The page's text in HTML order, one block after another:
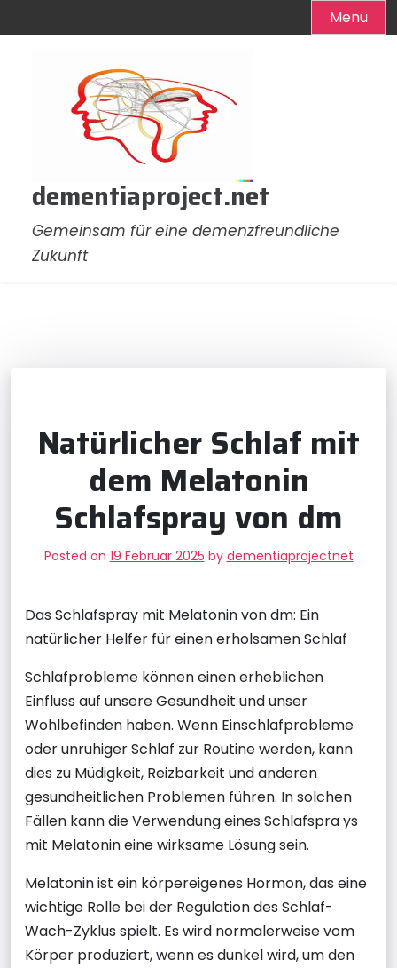
Menü
dementiaproject.net
Gemeinsam für eine demenzfreundliche
Zukunft
Natürlicher Schlaf mit
dem Melatonin
Schlafspray von dm
Posted on 19 Februar 2025 by dementiaprojectnet
Das Schlafspray mit Melatonin von dm: Ein
natürlicher Helfer für einen erholsamen Schlaf
Schlafprobleme können einen erheblichen
Einfluss auf unsere Gesundheit und unser
Wohlbefinden haben. Wenn Einschlafprobleme
oder unruhiger Schlaf zur Routine werden, kann
dies zu Müdigkeit, Reizbarkeit und anderen
gesundheitlichen Problemen führen. In solchen
Fällen kann die Verwendung eines Schlafspra ys
mit Melatonin eine wirksame Lösung sein.
Melatonin ist ein körpereigenes Hormon, das eine
wichtige Rolle bei der Regulation des Schlaf-
Wach-Zyklus spielt. Es wird normalerweise vom
Körper produziert, wenn es dunkel wird, um den